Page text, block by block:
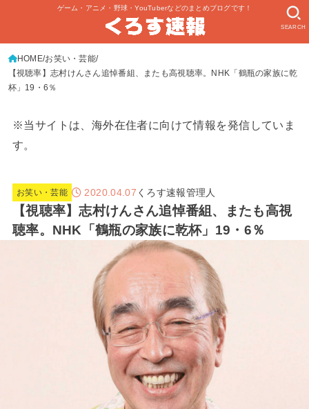
ゲーム・アニメ・野球・YouTuberなどのまとめブログです！
SEARCH
HOME お笑い・芸能
【視聴率】志村けんさん追悼番組、またも高視聴率。NHK「鶴瓶の家族に乾
杯」19・6％
※当サイトは、海外在住者に向けて情報を発信していま
す。
お笑い・芸能 2020.04.07 くろす速報管理人
【視聴率】志村けんさん追悼番組、またも高視
聴率。NHK「鶴瓶の家族に乾杯」19・6％